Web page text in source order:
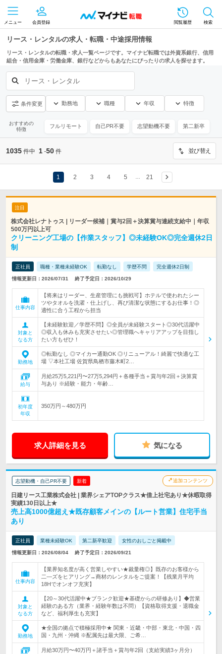
メニュー 会員登録 閲覧履歴 検索
リース・レンタルの求人・転職・中途採用情報
リース・レンタルの転職・求人一覧ページです。マイナビ転職では外資系銀行、信用
組合・信用金庫・労働金庫、銀行などからもあなたにぴったりの求人を探せます。
リース・レンタル
条件変更 勤務地 職種 年収 特徴
おすすめの
特徴
フルリモート 自己PR不要 志望動機不要 第二新卒
1035 件中 1 -50 件 並び替え
1 2 3 4 5 21
注目
株式会社レナトゥス | リーダー候補｜賞与2回＋決算賞与連続支給中｜年収
500万円以上可
クリーニング工場の【作業スタッフ】◎未経験OK◎完全週休2日
制
正社員 職種・業種未経験OK 転勤なし 学歴不問 完全週休2日制
情報更新日：2026/07/31 終了予定日：2026/10/29
仕事内容
【将来はリーダー、生産管理にも挑戦可】ホテルで使われたシー
ツやタオルを洗濯・仕上げし、再び清潔な状態にするお仕事！◎
適性に合う工程から担当
対象と
なる方
【未経験歓迎／学歴不問】◎全員が未経験スタート◎30代活躍中
◎収入も休みも充実させたい◎管理職へキャリアアップを目指し
たい方もぜひ！
勤務地
◎転勤なし ◎マイカー通勤OK ◎リニューアル！綺麗で快適な工
場 ▽本社工場 佐賀県鳥栖市藤木町2…
給与
月給25万5,221円〜27万5,294円＋各種手当＋賞与年2回＋決算賞
与あり ※経験・能力・年齢…
初年度
年収
350万円～480万円
求人詳細を見る 気になる
志望動機・自己PR不要 新着 追加コンテンツ
日建リース工業株式会社 | 業界シェアTOPクラス★借上社宅あり★休暇取得
実績130日以上★
売上高1000億超え★既存顧客メインの【ルート営業】住宅手当
あり
正社員 業種未経験OK 第二新卒歓迎 女性のおしごと掲載中
情報更新日：2026/08/04 終了予定日：2026/09/21
仕事内容
【業界知名度が高く営業しやすい★裁量権◎】既存のお客様から
二―ズをヒアリング→商材のレンタルをご提案！【残業月平均
18Hでオンオフ充実】
対象と
なる方
【20～30代活躍中★ブランク歓迎★基礎からの研修あり】◆営業
経験のある方（業界・経験年数は不問）【資格取得支援・退職金
など、福利厚生も充実】
勤務地
★全国の拠点で積極採用中★ 関東・近畿・中部・東北・中国・四
国・九州・沖縄 ※配属先は最大限、ご希…
月給30万円〜40万円＋諸手当＋賞与年2回（支給実績3ヶ月分）